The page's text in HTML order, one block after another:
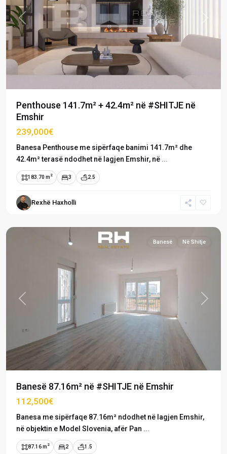
Previous
Penthouse 141.7m² + 42.4m² në #SHITJE në
Emshir
239,000€
Banesa Penthouse me sipërfaqe banimi 141.7m² dhe
42.4m² terasë ndodhet në lagjen Emshir, në ...
183.70 m 2 3 2.5
Rexhë Haxholli
Emshir
Kalabri,
Previous Next
Banesë Në Shitje
Banesë 87.16m² në #SHITJE në Emshir
112,500€
Banesa me sipërfaqe 87.16m² ndodhet në lagjen Emshir,
në objektin e Model Slovenia, afër Pan ...
87.16 m 2 2 1.5
Emshir